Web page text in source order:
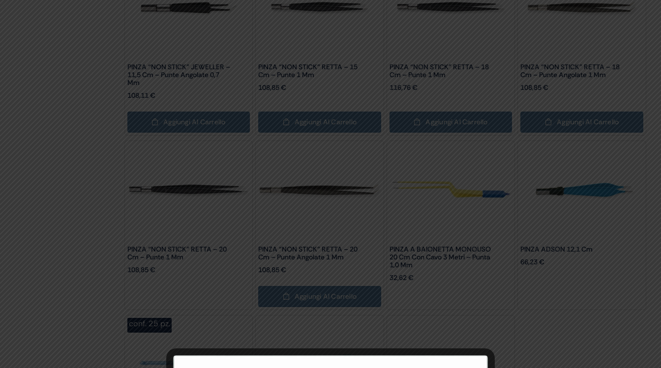
PINZA “NON STICK” JEWELLER –
11,5 Cm – Punte Angolate 0,7
Mm
108,11€
Aggiungi Al Carrello
PINZA “NON STICK” RETTA – 15
Cm – Punte 1 Mm
108,85€
Aggiungi Al Carrello
PINZA “NON STICK” RETTA – 18
Cm – Punte 1 Mm
116,76 €
Aggiungi Al Carrello
PINZA “NON STICK” RETTA – 18
Cm – Punte Angolate 1 Mm
108,85€
Aggiungi Al Carrello
PINZA “NON STICK” RETTA – 20
Cm – Punte 1 Mm
108,85€
PINZA “NON STICK” RETTA – 20
Cm – Punte Angolate 1 Mm
108,85€
Aggiungi Al Carrello
PINZA A BAIONETTA MONOUSO
20 Cm Con Cavo 3 Metri – Punta
1,0 Mm
32,62€
PINZA ADSON 12,1 Cm
66,23€
conf. 25 pz.